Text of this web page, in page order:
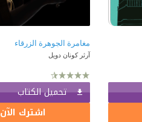
مغامرة الجوهرة الزرقاء
آرثر كونان دويل
تحميل الكتاب
اشترك الآن